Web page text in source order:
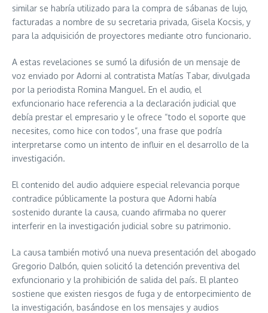
similar se habría utilizado para la compra de sábanas de lujo,
facturadas a nombre de su secretaria privada, Gisela Kocsis, y
para la adquisición de proyectores mediante otro funcionario.
A estas revelaciones se sumó la difusión de un mensaje de
voz enviado por Adorni al contratista Matías Tabar, divulgada
por la periodista Romina Manguel. En el audio, el
exfuncionario hace referencia a la declaración judicial que
debía prestar el empresario y le ofrece “todo el soporte que
necesites, como hice con todos”, una frase que podría
interpretarse como un intento de influir en el desarrollo de la
investigación.
El contenido del audio adquiere especial relevancia porque
contradice públicamente la postura que Adorni había
sostenido durante la causa, cuando afirmaba no querer
interferir en la investigación judicial sobre su patrimonio.
La causa también motivó una nueva presentación del abogado
Gregorio Dalbón, quien solicitó la detención preventiva del
exfuncionario y la prohibición de salida del país. El planteo
sostiene que existen riesgos de fuga y de entorpecimiento de
la investigación, basándose en los mensajes y audios